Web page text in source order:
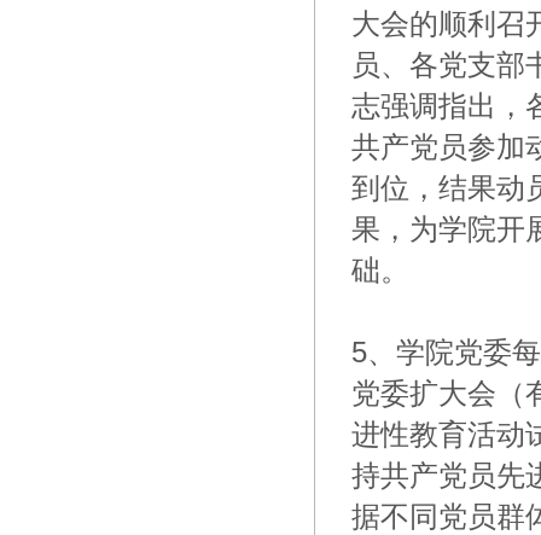
大会的顺利召
员、各党支部
志强调指出，
共产党员参加
到位，结果动
果，为学院开
础。
5、学院党委
党委扩大会（
进性教育活动
持共产党员先
据不同党员群